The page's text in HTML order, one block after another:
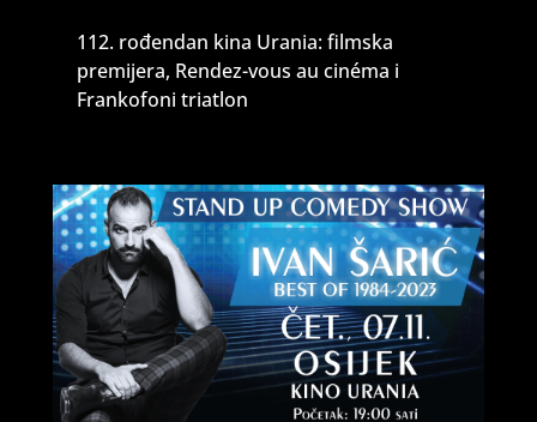
112. rođendan kina Urania: filmska
premijera, Rendez-vous au cinéma i
Frankofoni triatlon